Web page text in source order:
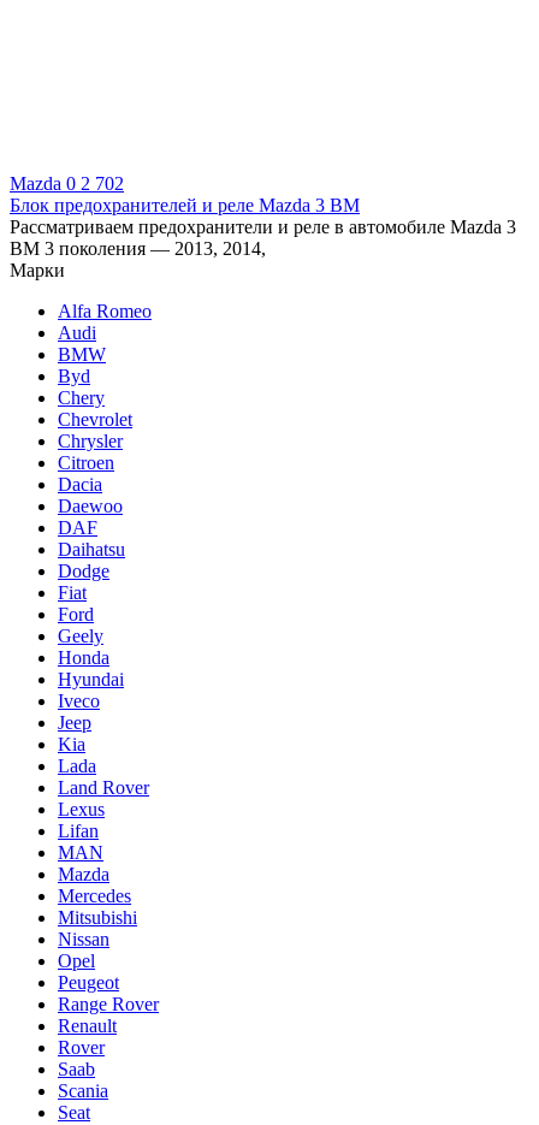
Mazda 0 2 702
Блок предохранителей и реле Mazda 3 BM
Рассматриваем предохранители и реле в автомобиле Mazda 3
BM 3 поколения — 2013, 2014,
Марки
Alfa Romeo
Audi
BMW
Byd
Chery
Chevrolet
Chrysler
Citroen
Dacia
Daewoo
DAF
Daihatsu
Dodge
Fiat
Ford
Geely
Honda
Hyundai
Iveco
Jeep
Kia
Lada
Land Rover
Lexus
Lifan
MAN
Mazda
Mercedes
Mitsubishi
Nissan
Opel
Peugeot
Range Rover
Renault
Rover
Saab
Scania
Seat